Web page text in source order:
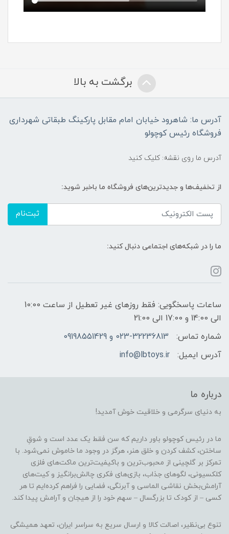
برگشت به بالا
آدرس ما: شاهرود خیابان امام مقابل پارکینگ طبقاتی شهرداری
فروشگاه رئیس کوچولو
آدرس ما روی نقشه: کلیک کنید
از تخفیف‌ها و جدیدترین‌های فروشگاه ما باخبر شوید:
ثبت‌نام
ما را در شبکه‌های اجتماعی دنبال کنید:
ساعات پاسخگویی: فقط روزهای غیر تعطیل از ساعت 10:00
الی 14:00 و 17:00 الی 21:00
شماره تماس:
023-32236813 و 09198551429
آدرس ایمیل:
info@lbtoys.ir
درباره ما
به دنیای سرگرمی و خلاقیت خوش آمدید!
ما در رئیس کوچولو باور داریم که سن فقط یک عدد است و شوقِ
ساختن، کشف کردن و خلق هنر، هرگز در وجود ما خاموش نمی‌شود. با
تمرکز بر گلچینی از محبوب‌ترین و باکیفیت‌ترین ماکت‌های فلزی
کلکسیونی، لگوهای جذاب، بازی‌های فکری چالش‌برانگیز و کیت‌های
آرامش‌بخش نقاشی الماسی و آبرنگی، فضایی را فراهم کرده‌ایم تا هر
کسی – از کودک تا بزرگسال – سهم خود را از هیجان و آرامش پیدا کند.
تنوع بی‌نظیر، اصالت کالا و ارسال سریع به سراسر ایران، تعهد همیشگی